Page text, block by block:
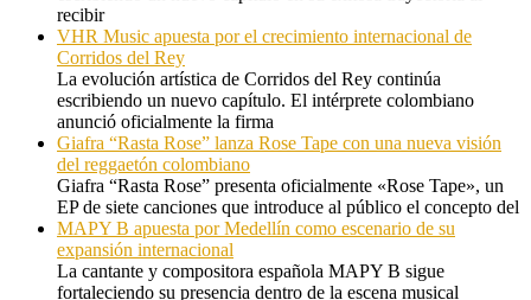
recibir
VHR Music apuesta por el crecimiento internacional de
Corridos del Rey
La evolución artística de Corridos del Rey continúa
escribiendo un nuevo capítulo. El intérprete colombiano
anunció oficialmente la firma
Giafra “Rasta Rose” lanza Rose Tape con una nueva visión
del reggaetón colombiano
Giafra “Rasta Rose” presenta oficialmente «Rose Tape», un
EP de siete canciones que introduce al público el concepto del
MAPY B apuesta por Medellín como escenario de su
expansión internacional
La cantante y compositora española MAPY B sigue
fortaleciendo su presencia dentro de la escena musical